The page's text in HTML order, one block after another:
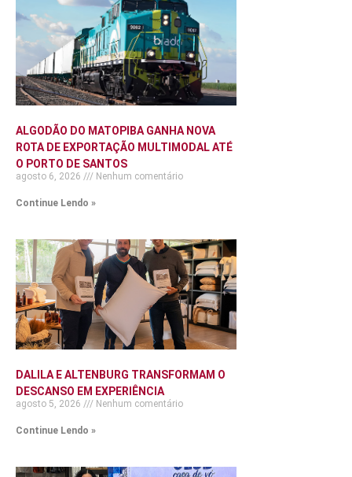
ALGODÃO DO MATOPIBA GANHA NOVA
ROTA DE EXPORTAÇÃO MULTIMODAL ATÉ
O PORTO DE SANTOS
agosto 6, 2026 Nenhum comentário
Continue Lendo »
DALILA E ALTENBURG TRANSFORMAM O
DESCANSO EM EXPERIÊNCIA
agosto 5, 2026 Nenhum comentário
Continue Lendo »